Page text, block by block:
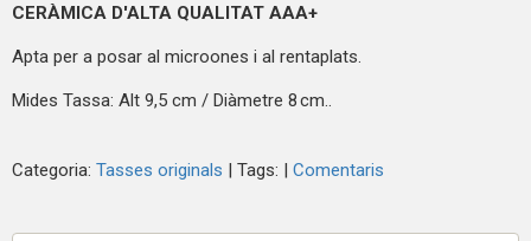
CERÀMICA D'ALTA QUALITAT AAA+
Apta per a posar al microones i al rentaplats.
Mides Tassa: Alt 9,5 cm / Diàmetre 8 cm..
Categoria: Tasses originals | Tags: | Comentaris